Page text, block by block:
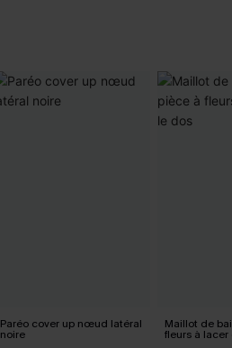
Paréo cover up nœud latéral
noire
Maillot de
fleurs à